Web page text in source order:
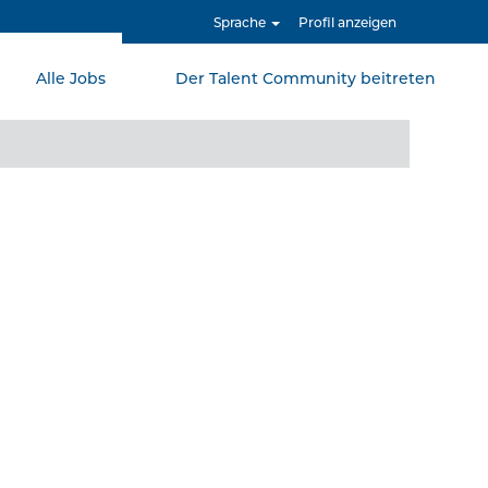
Sprache Profil anzeigen
Alle Jobs Der Talent Community beitreten